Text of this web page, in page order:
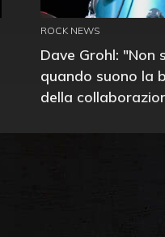
ROCK NEWS
Dave Grohl:
quando suono la
della